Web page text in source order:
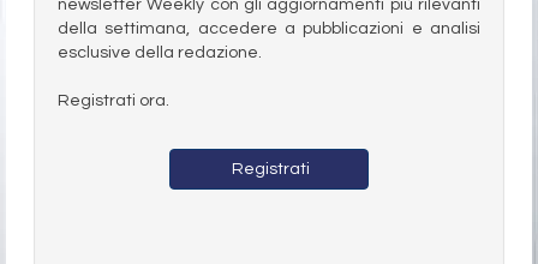
newsletter Weekly con gli aggiornamenti più rilevanti
della settimana, accedere a pubblicazioni e analisi
esclusive della redazione.
Registrati ora.
Registrati